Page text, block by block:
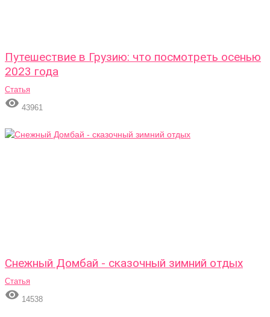
Путешествие в Грузию: что посмотреть осенью
2023 года
Статья
 43961
Снежный Домбай - сказочный зимний отдых
Статья
 14538